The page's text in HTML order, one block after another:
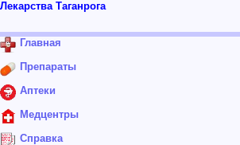
Лекарства Таганрога
Главная
Препараты
Аптеки
Медцентры
Справка